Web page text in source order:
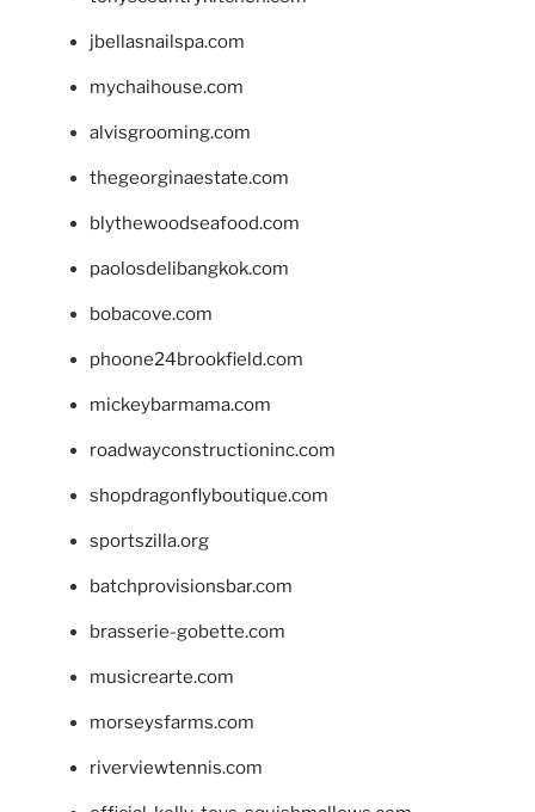
jbellasnailspa.com
mychaihouse.com
alvisgrooming.com
thegeorginaestate.com
blythewoodseafood.com
paolosdelibangkok.com
bobacove.com
phoone24brookfield.com
mickeybarmama.com
roadwayconstructioninc.com
shopdragonflyboutique.com
sportszilla.org
batchprovisionsbar.com
brasserie-gobette.com
musicrearte.com
morseysfarms.com
riverviewtennis.com